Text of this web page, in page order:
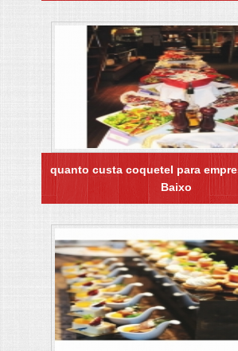
quanto custa coquetel para
Baixo